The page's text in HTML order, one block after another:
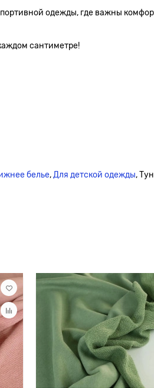
одежды, где важны
сантиметре!
белье,Для детской одежды,